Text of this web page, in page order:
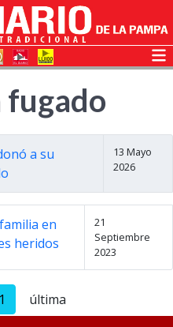
a su
13 Mayo
2026
en
heridos
21
Septiembre
2023
1 última